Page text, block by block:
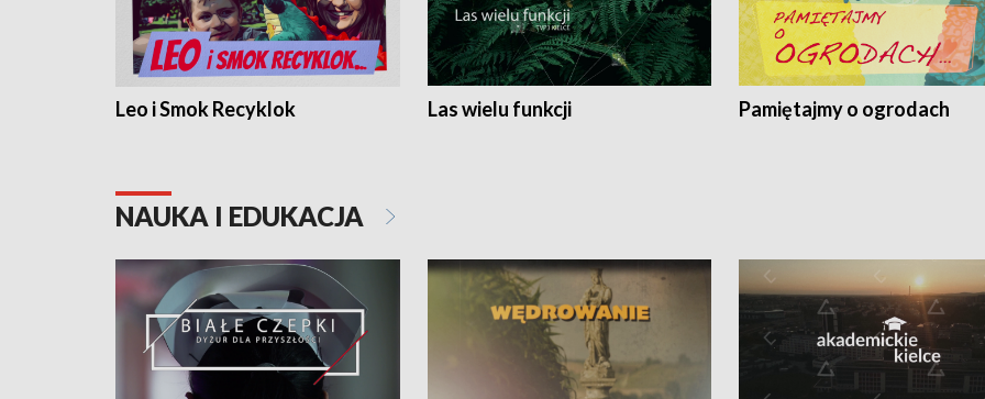
Leo i Smok Recyklok Las wielu funkcji Pamiętajmy o ogrodach
NAUKA I EDUKACJA